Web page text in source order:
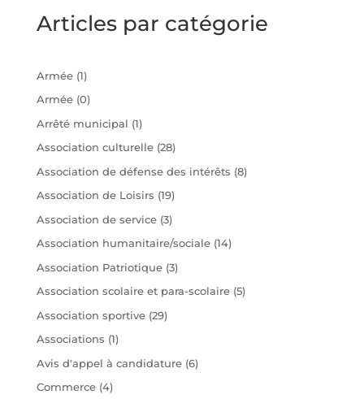
Articles par catégorie
Armée(1)
Armée(0)
Arrêté municipal (1)
Association culturelle(28)
Association de défense des intérêts (8)
Association de Loisirs (19)
Association de service(3)
Association humanitaire/sociale(14)
Association Patriotique(3)
Association scolaire et para-scolaire(5)
Association sportive(29)
Associations (1)
Avis d'appel à candidature(6)
Commerce(4)